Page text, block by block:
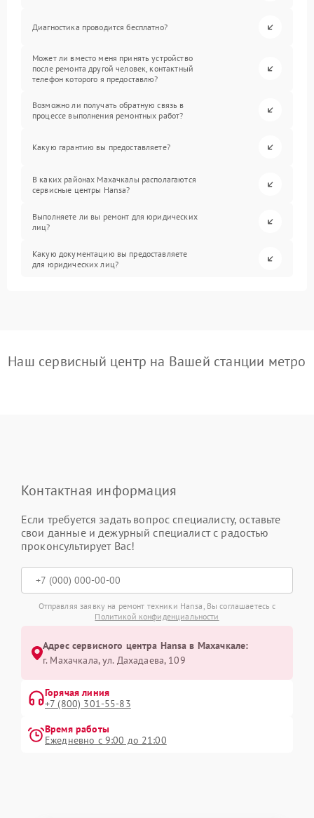
Диагностика проводится бесплатно?
Может ли вместо меня принять устройство
после ремонта другой человек, контактный
телефон которого я предоставлю?
Возможно ли получать обратную связь в
процессе выполнения ремонтных работ?
Какую гарантию вы предоставляете?
В каких районах Махачкалы располагаются
сервисные центры Hansa?
Выполняете ли вы ремонт для юридических
лиц?
Какую документацию вы предоставляете
для юридических лиц?
Наш сервисный центр на Вашей станции метро
Контактная информация
Если требуется задать вопрос специалисту, оставьте
свои данные и дежурный специалист с радостью
проконсультирует Вас!
Отправляя заявку на ремонт техники Hansa, Вы соглашаетесь с
Политикой конфиденциальности
Адрес сервисного центра Hansa в Махачкале:
г. Махачкала, ул. Дахадаева, 109
Горячая линия
+7 (800) 301-55-83
Время работы
Ежедневно с 9:00 до 21:00